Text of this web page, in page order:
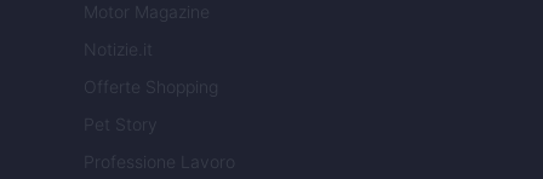
Motor Magazine
Notizie.it
Offerte Shopping
Pet Story
Professione Lavoro